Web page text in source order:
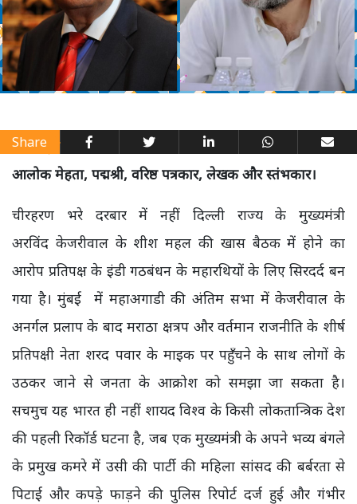
Share
आलोक मेहता, पद्मश्री, वरिष्ठ पत्रकार, लेखक और स्तंभकार।
चीरहरण भरे दरबार में नहीं दिल्ली राज्य के मुख्यमंत्री
अरविंद केजरीवाल के शीश महल की खास बैठक में होने का
आरोप प्रतिपक्ष के इंडी गठबंधन के महारथियों के लिए सिरदर्द बन
गया है। मुंबई में महाअगाडी की अंतिम सभा में केजरीवाल के
अनर्गल प्रलाप के बाद मराठा क्षत्रप और वर्तमान राजनीति के शीर्ष
प्रतिपक्षी नेता शरद पवार के माइक पर पहुँचने के साथ लोगों के
उठकर जाने से जनता के आक्रोश को समझा जा सकता है।
सचमुच यह भारत ही नहीं शायद विश्व के किसी लोकतान्त्रिक देश
की पहली रिकॉर्ड घटना है, जब एक मुख्यमंत्री के अपने भव्य बंगले
के प्रमुख कमरे में उसी की पार्टी की महिला सांसद की बर्बरता से
पिटाई और कपड़े फाड़ने की पुलिस रिपोर्ट दर्ज हुई और गंभीर